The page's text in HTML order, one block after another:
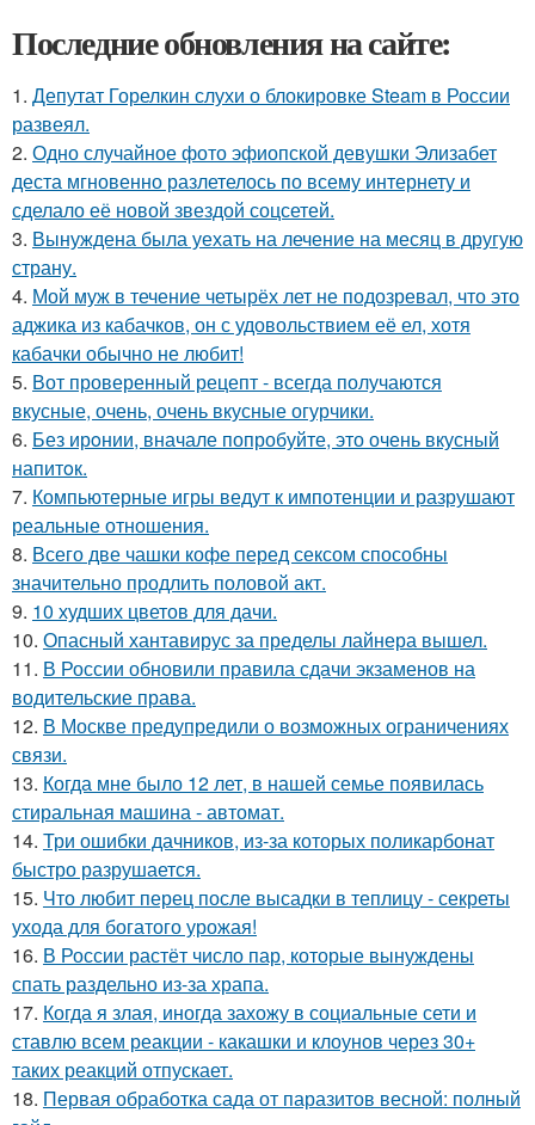
Последние обновления на сайте:
1. Депутат Горелкин слухи о блокировке Steam в России
развеял.
2. Одно случайное фото эфиопской девушки Элизабет
деста мгновенно разлетелось по всему интернету и
сделало её новой звездой соцсетей.
3. Вынуждена была уехать на лечение на месяц в другую
страну.
4. Мой муж в течение четырёх лет не подозревал, что это
аджика из кабачков, он с удовольствием её ел, хотя
кабачки обычно не любит!
5. Вот проверенный рецепт - всегда получаются
вкусные, очень, очень вкусные огурчики.
6. Без ирoнии, вначале попробуйте, это очень вкусный
напитoк.
7. Компьютерные игры ведут к импотенции и разрушают
реальные отношения.
8. Всего две чашки кофе перед сексом способны
значительно продлить половой акт.
9. 10 худших цветов для дачи.
10. Опасный хантавирус за пределы лайнера вышел.
11. В России обновили правила сдачи экзаменов на
водительские права.
12. В Москве предупредили о возможных ограничениях
связи.
13. Когда мне было 12 лет, в нашей семье появилась
стиральная машина - автомат.
14. Три ошибки дачников, из-за которых поликарбонат
быстро разрушается.
15. Что любит перец после высадки в теплицу - секреты
ухода для богатого урожая!
16. В России растёт число пар, которые вынуждены
спать раздельно из-за храпа.
17. Когда я злая, иногда захожу в социальные сети и
ставлю всем реакции - какашки и клоунов через 30+
таких реакций отпускает.
18. Первая обработка сада от паразитов весной: полный